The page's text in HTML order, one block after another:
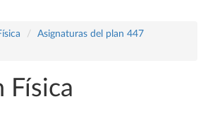
Asignaturas del plan 447
Física